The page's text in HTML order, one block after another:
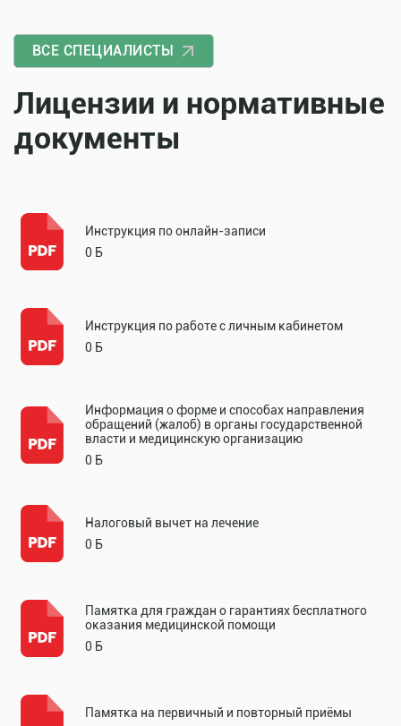
ВСЕ СПЕЦИАЛИСТЫ
Лицензии и нормативные
документы
Инструкция по онлайн-записи
0 Б
Инструкция по работе с личным кабинетом
0 Б
Информация о форме и способах направления
обращений (жалоб) в органы государственной
власти и медицинскую организацию
0 Б
Налоговый вычет на лечение
0 Б
Памятка для граждан о гарантиях бесплатного
оказания медицинской помощи
0 Б
Памятка на первичный и повторный приёмы